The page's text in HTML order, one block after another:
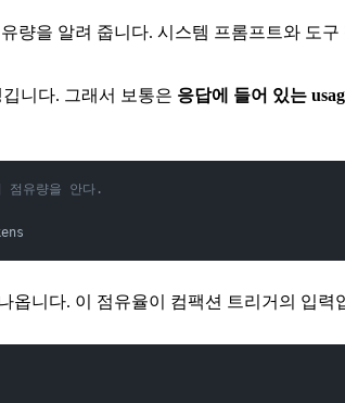
량을 알려 줍니다. 시스템 프롬프트와 도
니다. 그래서 보통은 응답에 들어 있는
유량을 안다.
옵니다. 이 점유율이 컴팩션 트리거의 입력